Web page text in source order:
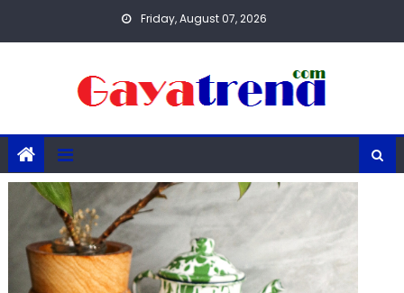
Friday, August 07, 2026